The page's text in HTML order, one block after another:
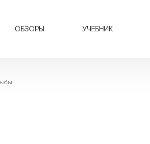
ОБЗОРЫ УЧЕБНИК